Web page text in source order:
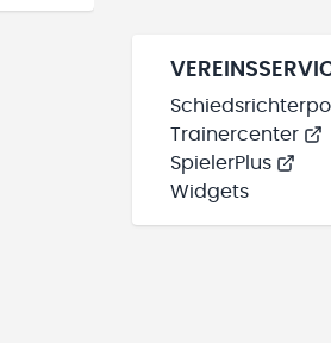
Trainercenter
SpielerPlus
Widgets